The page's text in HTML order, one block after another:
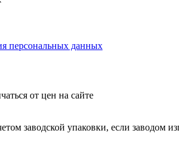
персональных данных
от цен на сайте
заводской упаковки, если заводом